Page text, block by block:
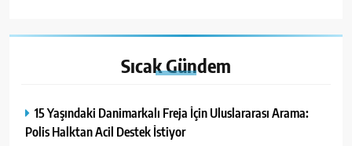
SıcakGündem
15 Yaşındaki Danimarkalı Freja İçin Uluslararası Arama:
Polis Halktan Acil Destek İstiyor